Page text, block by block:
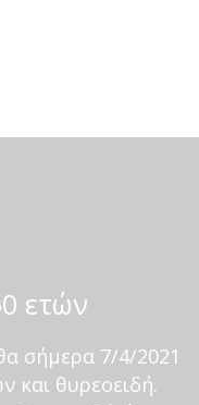
ετών
σήμερα 7/4/2021
και θυρεοειδή.